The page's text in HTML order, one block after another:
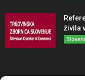
živila